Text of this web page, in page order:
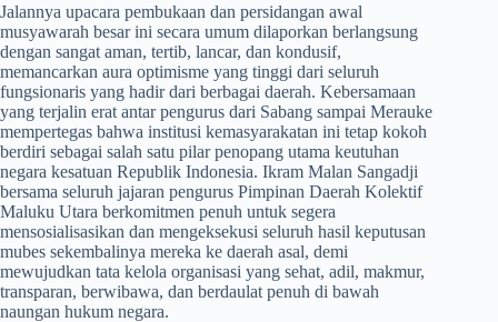
​Jalannya upacara pembukaan dan persidangan awal
musyawarah besar ini secara umum dilaporkan berlangsung
dengan sangat aman, tertib, lancar, dan kondusif,
memancarkan aura optimisme yang tinggi dari seluruh
fungsionaris yang hadir dari berbagai daerah. Kebersamaan
yang terjalin erat antar pengurus dari Sabang sampai Merauke
mempertegas bahwa institusi kemasyarakatan ini tetap kokoh
berdiri sebagai salah satu pilar penopang utama keutuhan
negara kesatuan Republik Indonesia. Ikram Malan Sangadji
bersama seluruh jajaran pengurus Pimpinan Daerah Kolektif
Maluku Utara berkomitmen penuh untuk segera
mensosialisasikan dan mengeksekusi seluruh hasil keputusan
mubes sekembalinya mereka ke daerah asal, demi
mewujudkan tata kelola organisasi yang sehat, adil, makmur,
transparan, berwibawa, dan berdaulat penuh di bawah
naungan hukum negara.